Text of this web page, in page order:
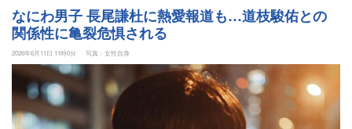
なにわ男子 長尾謙杜に熱愛報道も…道枝駿佑との
関係性に亀裂危惧される
2026年6月11日 11時0分 写真：女性自身